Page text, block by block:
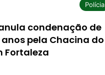
Polícia
condenação de
anos pela Chacina do
Fortaleza